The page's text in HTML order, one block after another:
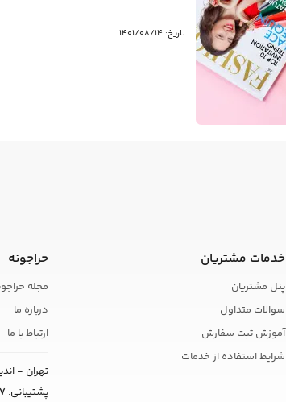
تاریخ: 1401/08/14
خدمات مشتریان
پنل مشتریان
سوالات متداول
آموزش ثبت سفارش
شرایط استفاده از خدمات
حراجونه
مجله
درباره ما
ارتباط با ما
تهران -
پشتیبانی: